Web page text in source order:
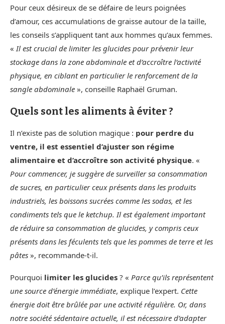
Pour ceux désireux de se défaire de leurs poignées
d’amour, ces accumulations de graisse autour de la taille,
les conseils s’appliquent tant aux hommes qu’aux femmes.
«Il est crucial de limiter les glucides pour prévenir leur
stockage dans la zone abdominale et d’accroître l’activité
physique, en ciblant en particulier le renforcement de la
sangle abdominale », conseille Raphaël Gruman.
Quels sont les aliments à éviter ?
Il n’existe pas de solution magique : pour perdre du
ventre, il est essentiel d’ajuster son régime
alimentaire et d’accroître son activité physique. «
Pour commencer, je suggère de surveiller sa consommation
de sucres, en particulier ceux présents dans les produits
industriels, les boissons sucrées comme les sodas, et les
condiments tels que le ketchup. Il est également important
de réduire sa consommation de glucides, y compris ceux
présents dans les féculents tels que les pommes de terre et les
pâtes », recommande-t-il.
Pourquoi limiter les glucides ? « Parce qu’ils représentent
une source d’énergie immédiate, explique l’expert. Cette
énergie doit être brûlée par une activité régulière. Or, dans
notre société sédentaire actuelle, il est nécessaire d’adapter